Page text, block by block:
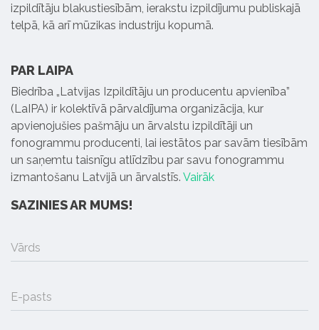
izpildītāju blakustiesībām, ierakstu izpildījumu publiskajā
telpā, kā arī mūzikas industriju kopumā.
PAR LAIPA
Biedrība „Latvijas Izpildītāju un producentu apvienība”
(LaIPA) ir kolektīvā pārvaldījuma organizācija, kur
apvienojušies pašmāju un ārvalstu izpildītāji un
fonogrammu producenti, lai iestātos par savām tiesībām
un saņemtu taisnīgu atlīdzību par savu fonogrammu
izmantošanu Latvijā un ārvalstīs. Vairāk
SAZINIES AR MUMS!
Vārds
E-pasts